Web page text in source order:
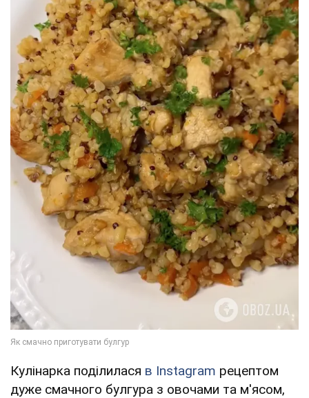
Кулінарка поділилася в Instagram рецептом
дуже смачного булгура з овочами та м'ясом,